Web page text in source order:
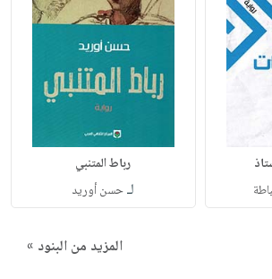
رباط المتنبي
لـحسن أوريد
المزيد من البنود »